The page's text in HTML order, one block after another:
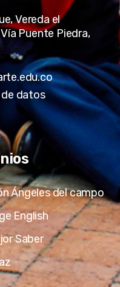
Vereda el
Puente Piedra,
datos
Ángeles del campo
English
Saber